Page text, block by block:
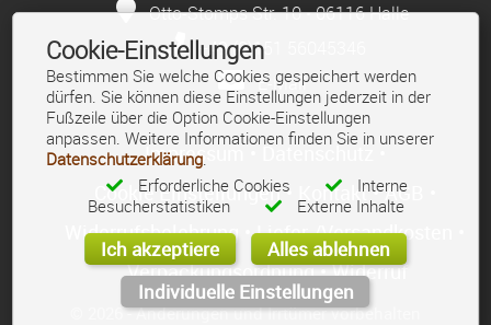
Otto-Stomps Str. 10 • 06116 Halle
+49 (0)151 56045346
E-Mail
Impressum • Datenschutz •
Cookie Einstellungen • Kontakt • AGB
Widerrufsbelehrung
Liefer-/Versandkosten
Verpackungsordnung • Widerruf
© 2026 - Änderungen und Irrtümer vorbehalten
Cookie-Einstellungen
Bestimmen Sie welche Cookies gespeichert werden
dürfen. Sie können diese Einstellungen jederzeit in der
Fußzeile über die Option Cookie-Einstellungen
anpassen. Weitere Informationen finden Sie in unserer
Datenschutzerklärung.
Erforderliche Cookies
Interne
Besucherstatistiken
Externe Inhalte
Ich akzeptiere
Alles ablehnen
Individuelle Einstellungen